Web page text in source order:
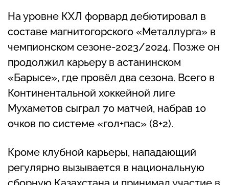
На уровне КХЛ форвард дебютировал в
составе магнитогорского «Металлурга» в
чемпионском сезоне-2023/2024. Позже он
продолжил карьеру в астанинском
«Барысе», где провёл два сезона. Всего в
Континентальной хоккейной лиге
Мухаметов сыграл 70 матчей, набрав 10
очков по системе «гол+пас» (8+2).
Кроме клубной карьеры, нападающий
регулярно вызывается в национальную